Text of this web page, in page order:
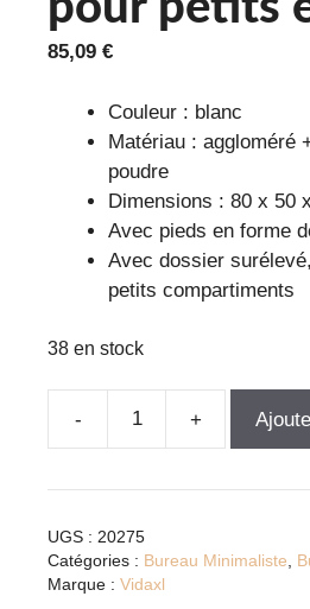
85,09 €
Couleur : blanc
Matériau : aggloméré
poudre
Dimensions : 80 x 50
Avec pieds en forme
Avec dossier
petits compartiments
38 en stock
quantité
Bureau
blanc
UGS : 20275
Catégories : Bureau Minimaliste,
Marque : Vidaxl